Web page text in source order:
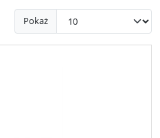
Pokaż